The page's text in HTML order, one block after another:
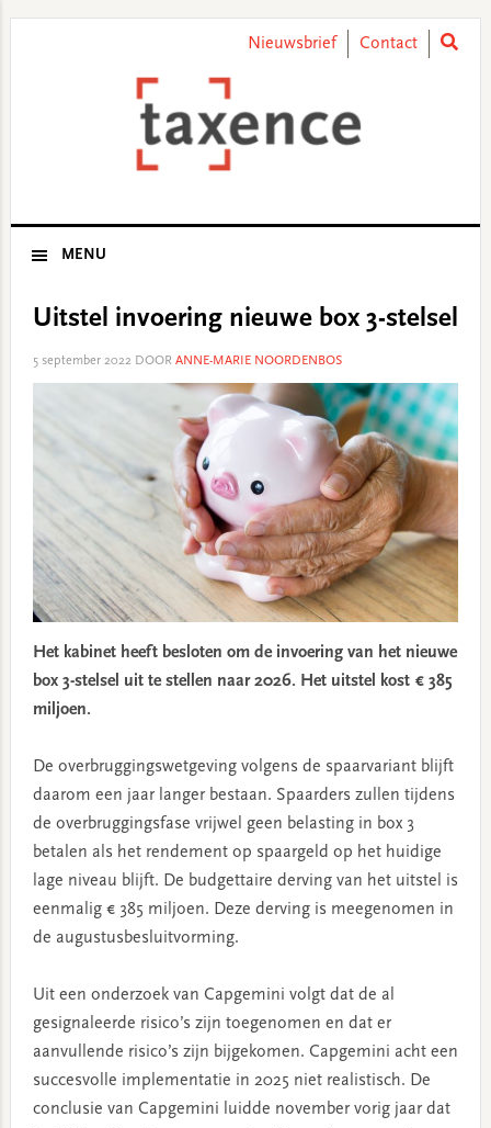
Nieuwsbrief Contact
MENU
Uitstel invoering nieuwe box 3-stelsel
5 september 2022DOOR ANNE-MARIE NOORDENBOS
Het kabinet heeft besloten om de invoering van het nieuwe
box 3-stelsel uit te stellen naar 2026. Het uitstel kost € 385
miljoen.
De overbruggingswetgeving volgens de spaarvariant blijft
daarom een jaar langer bestaan. Spaarders zullen tijdens
de overbruggingsfase vrijwel geen belasting in box 3
betalen als het rendement op spaargeld op het huidige
lage niveau blijft. De budgettaire derving van het uitstel is
eenmalig € 385 miljoen. Deze derving is meegenomen in
de augustusbesluitvorming.
Uit een onderzoek van Capgemini volgt dat de al
gesignaleerde risico’s zijn toegenomen en dat er
aanvullende risico’s zijn bijgekomen. Capgemini acht een
succesvolle implementatie in 2025 niet realistisch. De
conclusie van Capgemini luidde november vorig jaar dat